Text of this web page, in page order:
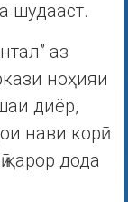
шудааст.
аз
ноҳияи
диёр,
нави корӣ
қарор дода